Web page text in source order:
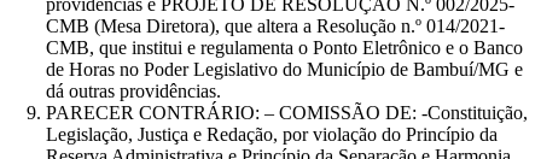
providências e PROJETO DE RESOLUÇÃO N.º 002/2025-
CMB (Mesa Diretora), que altera a Resolução n.º 014/2021-
CMB, que institui e regulamenta o Ponto Eletrônico e o Banco
de Horas no Poder Legislativo do Município de Bambuí/MG e
dá outras providências.
PARECER CONTRÁRIO: – COMISSÃO DE: -Constituição,
Legislação, Justiça e Redação, por violação do Princípio da